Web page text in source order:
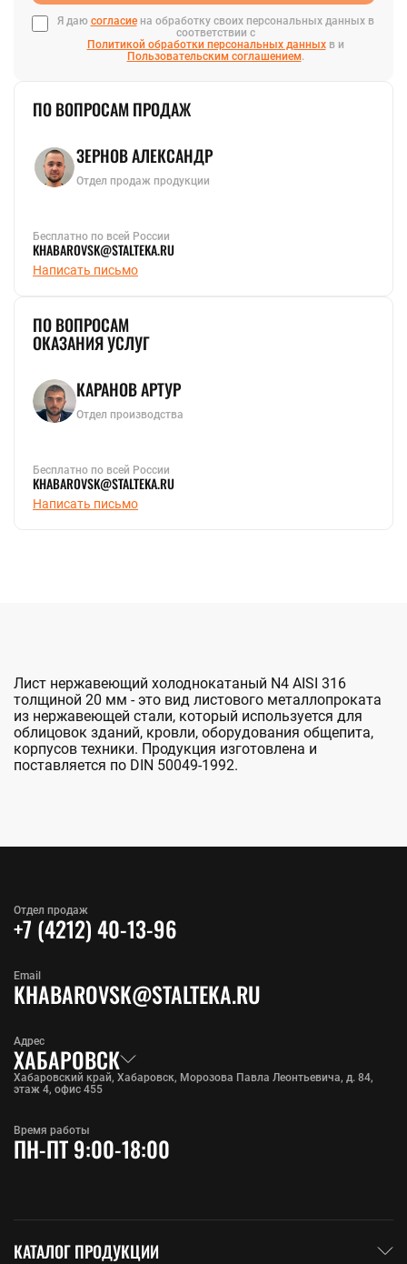
Я даю согласиена обработку своих персональных данных в
соответствии с
Политикой обработки персональных данныхв и
Пользовательским соглашением.
ПО ВОПРОСАМ ПРОДАЖ
ЗЕРНОВ АЛЕКСАНДР
Отдел продаж продукции
Бесплатно по всей России
KHABAROVSK@STALTEKA.RU
Написать письмо
ПО ВОПРОСАМ
ОКАЗАНИЯ УСЛУГ
КАРАНОВ АРТУР
Отдел производства
Бесплатно по всей России
KHABAROVSK@STALTEKA.RU
Написать письмо
Лист нержавеющий холоднокатаный N4 AISI 316
толщиной 20 мм - это вид листового металлопроката
из нержавеющей стали, который используется для
облицовок зданий, кровли, оборудования общепита,
корпусов техники. Продукция изготовлена и
поставляется по DIN 50049-1992.
Отдел продаж
+7 (4212) 40-13-96
Адрес
ХАБАРОВСК
Хабаровский край, Хабаровск, Морозова Павла Леонтьевича, д. 84,
этаж 4, офис 455
Email
KHABAROVSK@STALTEKA.RU
Время работы
ПН-ПТ 9:00-18:00
КАТАЛОГ ПРОДУКЦИИ